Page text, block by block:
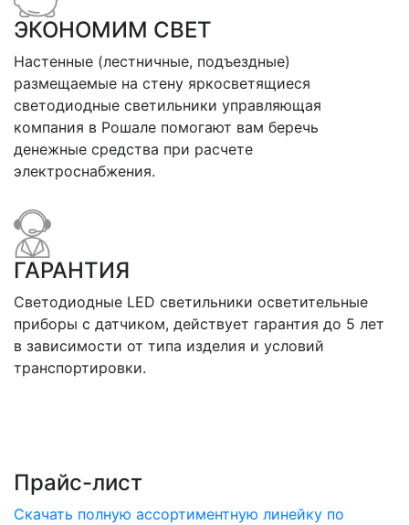
ЭКОНОМИМ СВЕТ
Настенные (лестничные, подъездные)
размещаемые на стену яркосветящиеся
светодиодные светильники управляющая
компания в Рошале помогают вам беречь
денежные средства при расчете
электроснабжения.
ГАРАНТИЯ
Светодиодные LED светильники осветительные
приборы с датчиком, действует гарантия до 5 лет
в зависимости от типа изделия и условий
транспортировки.
Прайс-лист
Скачать полную ассортиментную линейку по